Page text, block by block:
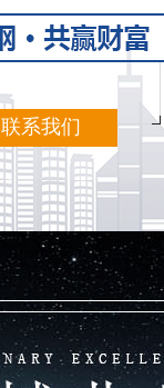
联系我们